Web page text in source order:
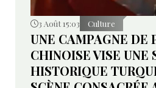
3 Août 15:03 Culture
UNE CAMPAGNE DE
CHINOISE VISE UNE
HISTORIQUE